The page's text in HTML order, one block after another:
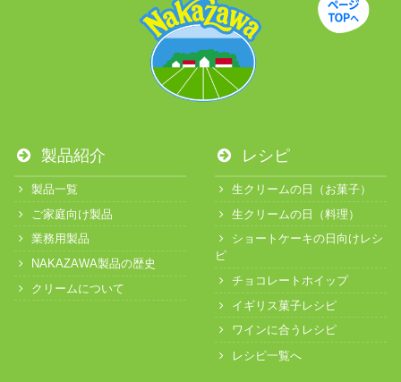
製品紹介
製品一覧
ご家庭向け製品
業務用製品
NAKAZAWA製品の歴史
クリームについて
レシピ
生クリームの日（お菓子）
生クリームの日（料理）
ショートケーキの日向けレシ
ピ
チョコレートホイップ
イギリス菓子レシピ
ワインに合うレシピ
レシピ一覧へ